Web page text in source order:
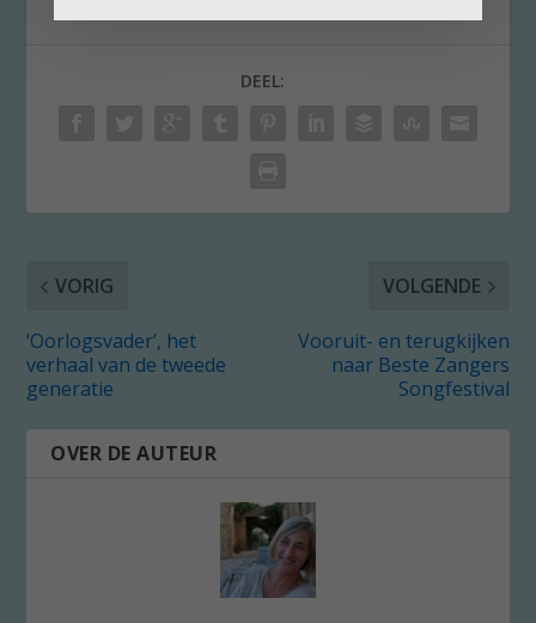
DEEL:
VORIG
‘Oorlogsvader’, het
verhaal van de tweede
generatie
VOLGENDE
Vooruit- en terugkijken
naar Beste Zangers
Songfestival
OVER DE AUTEUR